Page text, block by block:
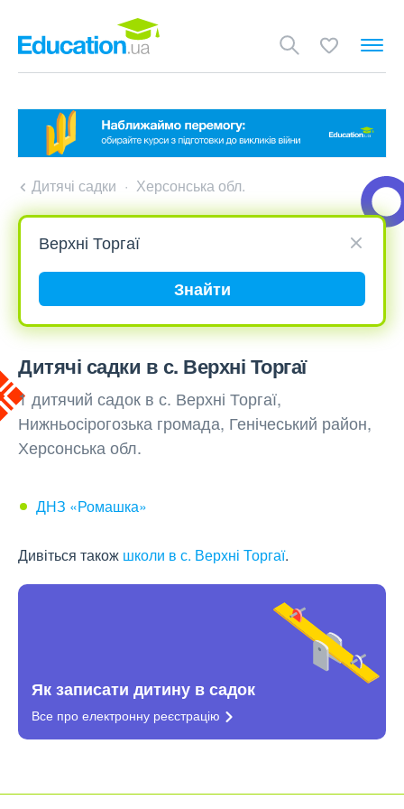
Дитячі садки Херсонська обл.
Знайти
Дитячі садки в с. Верхні Торгаї
1 дитячий садок в с. Верхні Торгаї,
Нижньосірогозька громада, Генічеський район,
Херсонська обл.
ДНЗ «Ромашка»
Дивіться також школи в с. Верхні Торгаї.
Як записати дитину в садок
Все про електронну реєстрацію